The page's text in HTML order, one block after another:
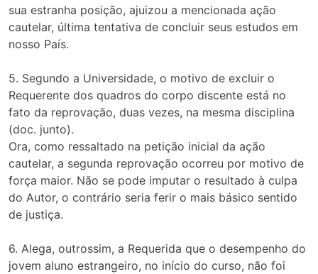
sua estranha posição, ajuizou a mencionada ação
cautelar, última tentativa de concluir seus estudos em
nosso País.
5. Segundo a Universidade, o motivo de excluir o
Requerente dos quadros do corpo discente está no
fato da reprovação, duas vezes, na mesma disciplina
(doc. junto).
Ora, como ressaltado na petição inicial da ação
cautelar, a segunda reprovação ocorreu por motivo de
força maior. Não se pode imputar o resultado à culpa
do Autor, o contrário seria ferir o mais básico sentido
de justiça.
6. Alega, outrossim, a Requerida que o desempenho do
jovem aluno estrangeiro, no início do curso, não foi